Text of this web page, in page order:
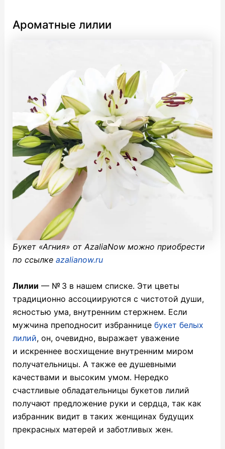
Ароматные лилии
Букет «Агния» от AzaliaNow можно приобрести
по ссылке azalianow.ru
Лилии — № 3 в нашем списке. Эти цветы
традиционно ассоциируются с чистотой души,
ясностью ума, внутренним стержнем. Если
мужчина преподносит избраннице букет белых
лилий, он, очевидно, выражает уважение
и искреннее восхищение внутренним миром
получательницы. А также ее душевными
качествами и высоким умом. Нередко
счастливые обладательницы букетов лилий
получают предложение руки и сердца, так как
избранник видит в таких женщинах будущих
прекрасных матерей и заботливых жен.